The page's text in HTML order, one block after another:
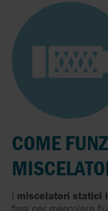
COME
I miscelatori statici
fissi per mescolare